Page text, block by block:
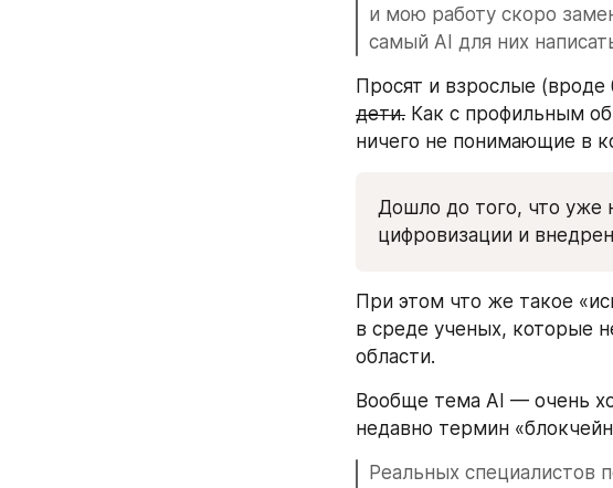
и мою работу скоро
самый AI для них
дети. Как с профильным
ничего не понимающие в
Дошло до того, что уже
цифровизации и
При этом что же такое
в среде ученых, которые
области.
Вообще тема AI — очень
недавно термин
Реальных специалистов